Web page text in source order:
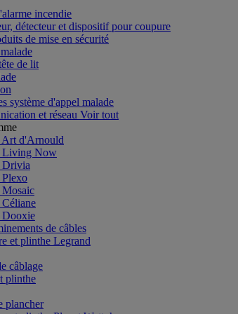
incendie
détecteur et dispositif pour coupure
de mise en sécurité
de lit
système d'appel malade
et réseau Voir tout
d'Arnould
Living Now
Drivia
de câbles
et plinthe Legrand
câblage
plinthe
plancher